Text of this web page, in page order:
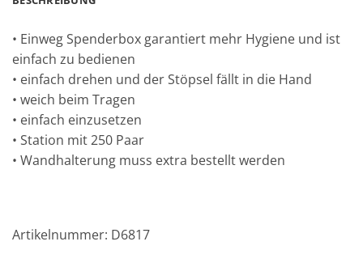
• Einweg Spenderbox garantiert mehr Hygiene und ist
einfach zu bedienen
• einfach drehen und der Stöpsel fällt in die Hand
• weich beim Tragen
• einfach einzusetzen
• Station mit 250 Paar
• Wandhalterung muss extra bestellt werden
Artikelnummer: D6817